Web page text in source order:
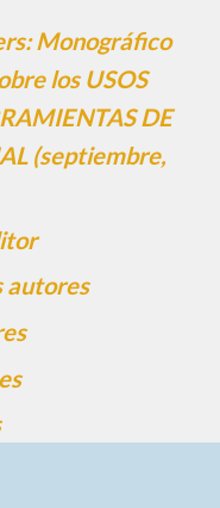
Monográfico
los USOS
DE
(septiembre,
autores